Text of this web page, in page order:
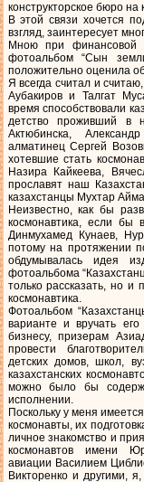
конструкторское бюро на
В этой связи хочется
взгляд, заинтересует
Мною при финансовой
фотоальбом “Сын
положительно оценила
Я всегда считал и
Аубакиров и Талгат
время способствовали
детство проживший в
Актюбинска,
алматинец Сергей
хотевшие стать
Назира Кайкеева,
прославят наш
казахстанцы Мухтар
Неизвестно, как бы
космонавтика, если бы
Динмухамед Кунаев,
потому на протяжении
обдумывалась идея
фотоальбома
только рассказать, но и
космонавтика.
Фотоальбом
варианте и вручать
бизнесу, призерам
провести
детских домов, школ,
казахстанских
можно было бы
исполнении.
Поскольку у меня
космонавты, их
личное знакомство и
космонавтов имени
авиации Василием
Викторенко и другими,